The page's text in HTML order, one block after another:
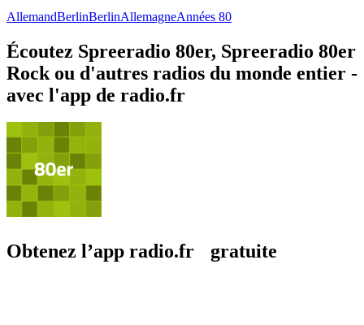
AllemandBerlinBerlinAllemagneAnnées 80
Écoutez Spreeradio 80er, Spreeradio 80er
Rock ou d'autres radios du monde entier -
avec l'app de radio.fr
Obtenez l’app radio.fr gratuite